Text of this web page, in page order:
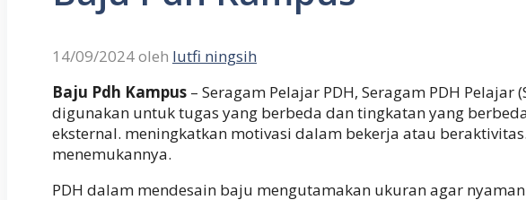
14/09/2024oleh lutfi ningsih
Baju Pdh Kampus – Seragam Pelajar PDH, Seragam PDH
digunakan untuk tugas yang berbeda dan tingkatan yang
eksternal. meningkatkan motivasi dalam bekerja atau
menemukannya.
PDH dalam mendesain baju mengutamakan ukuran agar